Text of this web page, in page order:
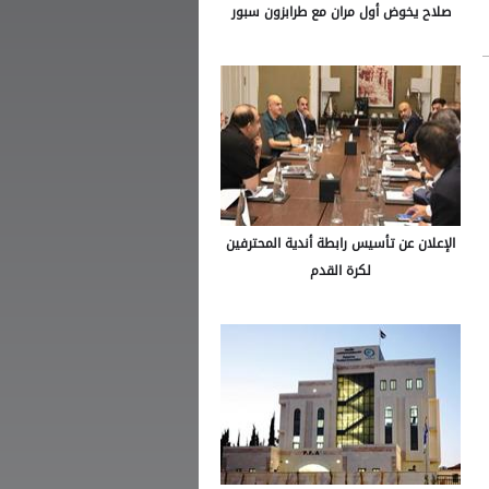
صلاح يخوض أول مران مع طرابزون سبور
الإعلان عن تأسيس رابطة أندية المحترفين
لكرة القدم